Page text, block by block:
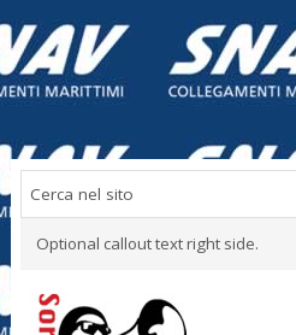
Optional callout text right side.